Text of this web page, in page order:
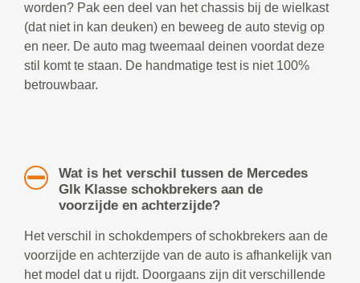
worden? Pak een deel van het chassis bij de wielkast
(dat niet in kan deuken) en beweeg de auto stevig op
en neer. De auto mag tweemaal deinen voordat deze
stil komt te staan. De handmatige test is niet 100%
betrouwbaar.
Wat is het verschil tussen de Mercedes
Glk Klasse schokbrekers aan de
voorzijde en achterzijde?
Het verschil in schokdempers of schokbrekers aan de
voorzijde en achterzijde van de auto is afhankelijk van
het model dat u rijdt. Doorgaans zijn dit verschillende